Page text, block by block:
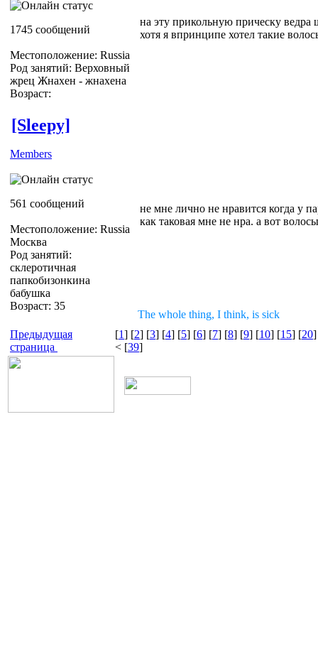
1745 сообщений
Местоположение: Russia
Род занятий: Верховный
жрец Жнахен - жнахена
Возраст:
на эту прикольную прическу ведра
хотя я впринципе хотел такие
[Sleepy]
Members
561 сообщений
Местоположение: Russia
Москва
Род занятий:
склеротичная
папкобизонкина
бабушка
Возраст: 35
не мне лично не нравится когда у
как таковая мне не нра. а вот
The whole thing, I think, is sick
Предыдущая
страница
[1] [2] [3] [4] [5] [6] [7] [8] [9] [10] [15] [20
< [39]